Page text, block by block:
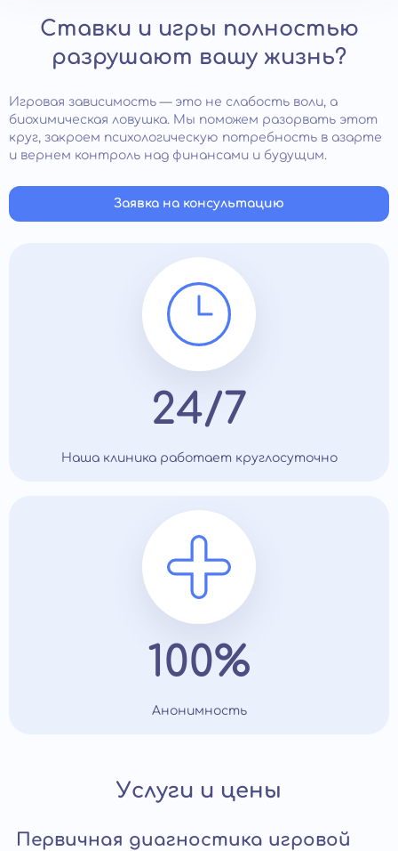
Ставки и игры полностью
разрушают вашу жизнь?
Игровая зависимость — это не слабость воли, а
биохимическая ловушка. Мы поможем разорвать этот
круг, закроем психологическую потребность в азарте
и вернем контроль над финансами и будущим.
Заявка на консультацию
24/7
Наша клиника работает круглосуточно
100%
Анонимность
Услуги и цены
Первичная диагностика игровой